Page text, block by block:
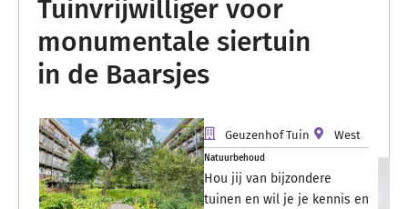
Tuinvrijwilliger voor
monumentale siertuin
in de Baarsjes
Geuzenhof Tuin West
Natuurbehoud
Hou jij van bijzondere
tuinen en wil je je kennis en